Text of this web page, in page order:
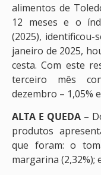
alimentos de
12 meses e o
(2025), identificou-
janeiro de 2025,
cesta. Com este
terceiro mês
dezembro – 1,05%
ALTA E QUEDA–
produtos
que foram: o
margarina (2,32%);